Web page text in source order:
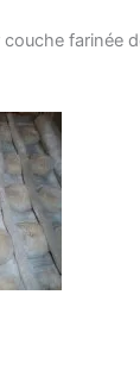
couche fari­née